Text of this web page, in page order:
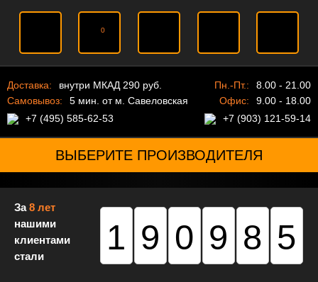
0
Доставка:
внутри МКАД 290 руб.
Самовывоз:
5 мин. от м. Савеловская
+7 (495) 585-62-53
Пн.-Пт.:
8.00 - 21.00
Офис:
9.00 - 18.00
+7 (903) 121-59-14
ВЫБЕРИТЕ ПРОИЗВОДИТЕЛЯ
За8 лет
нашими
клиентами
стали
190985